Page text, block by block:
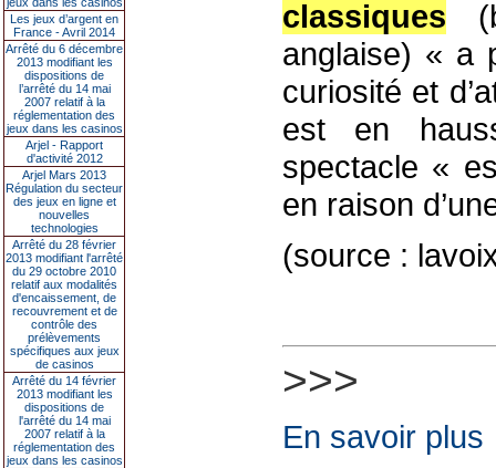
Les jeux d’argent en
France - Avril 2014
Arrêté du 6 décembre
2013 modifiant les
dispositions de
l’arrêté du 14 mai
2007 relatif à la
réglementation des
jeux dans les casinos
Arjel - Rapport
d'activité 2012
Arjel Mars 2013
Régulation du secteur
des jeux en ligne et
nouvelles
technologies
Arrêté du 28 février
2013 modifiant l'arrêté
du 29 octobre 2010
relatif aux modalités
d'encaissement, de
recouvrement et de
contrôle des
prélèvements
spécifiques aux jeux
de casinos
Arrêté du 14 février
2013 modifiant les
dispositions de
l'arrêté du 14 mai
2007 relatif à la
réglementation des
jeux dans les casinos
classiques
anglaise) « a
curiosité et
est en
spectacle «
en raison
(source :
>>>
En savoir plus